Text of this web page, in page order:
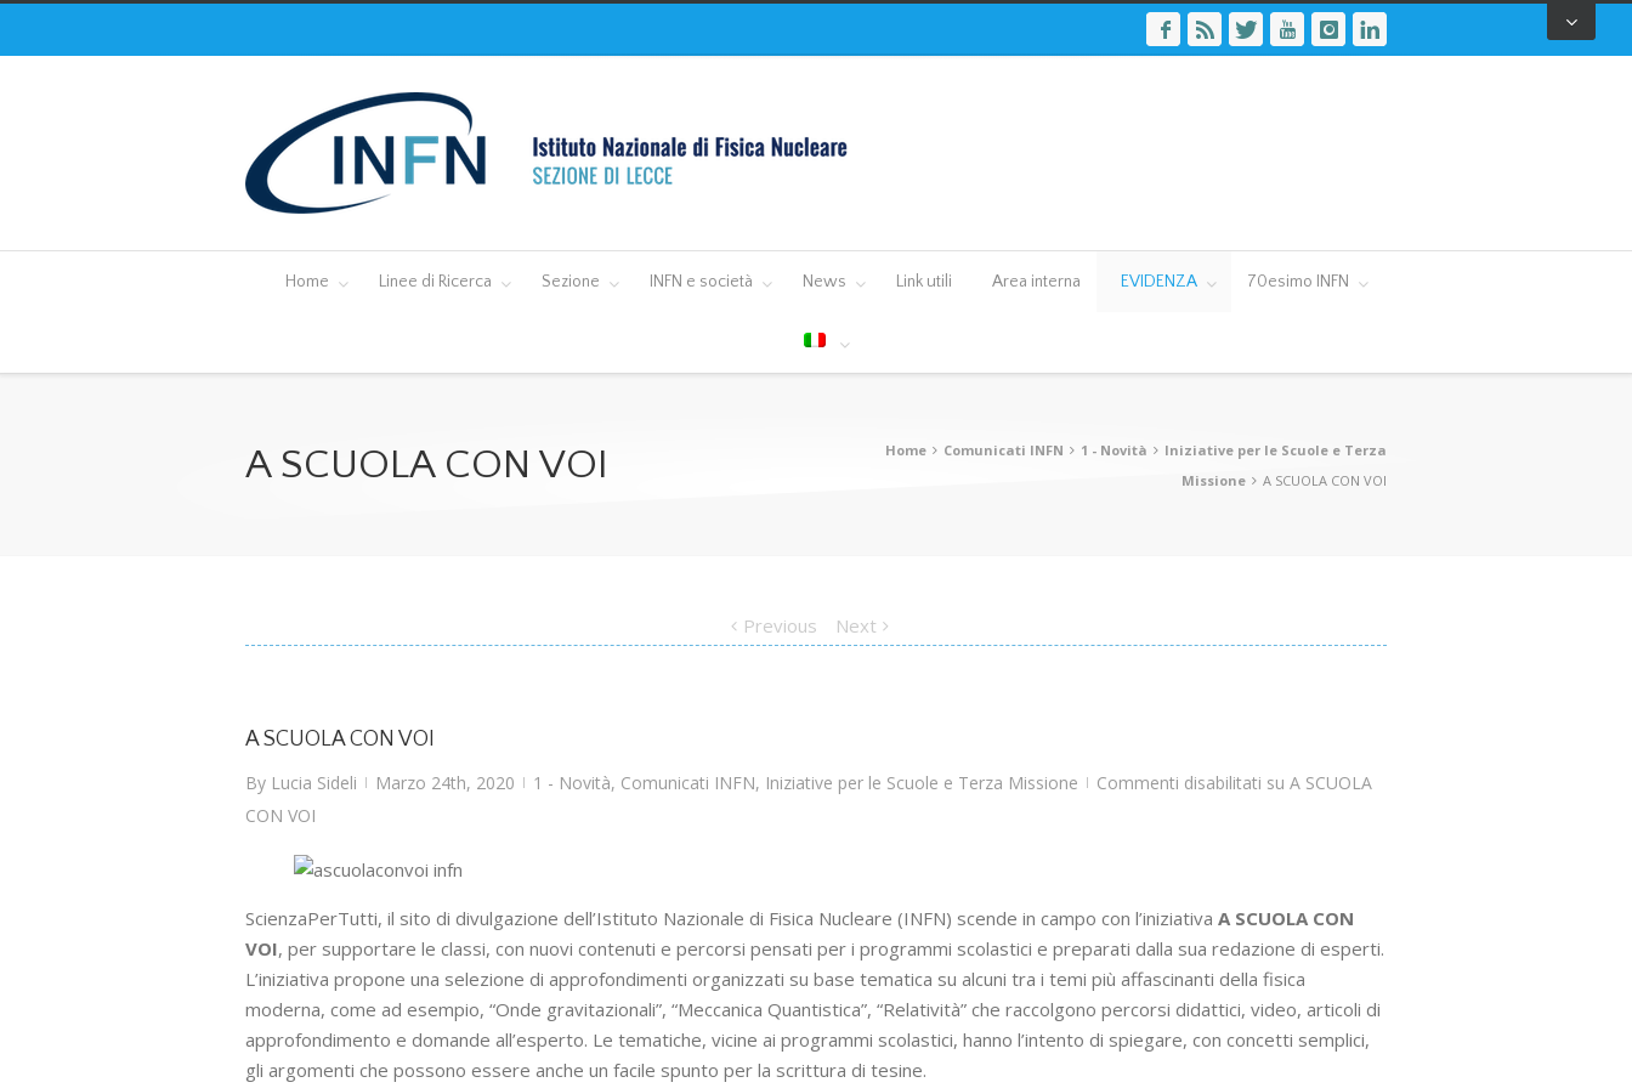
Home Linee di Ricerca Sezione INFN e società News Link utili Area interna EVIDENZA 70esimo INFN
A SCUOLA CON VOI Home Comunicati INFN 1 - Novità
Iniziative per le Scuole e Terza
Missione
A SCUOLA CON VOI
Previous Next
A SCUOLA CON VOI
By Lucia Sideli | Marzo 24th, 2020 | 1 - Novità, Comunicati INFN, Iniziative per le Scuole e Terza Missione | Commenti disabilitati su A SCUOLA
CON VOI
ScienzaPerTutti, il sito di divulgazione dell’Istituto Nazionale di Fisica Nucleare (INFN) scende in campo con l’iniziativa A SCUOLA CON
VOI, per supportare le classi, con nuovi contenuti e percorsi pensati per i programmi scolastici e preparati dalla sua redazione di esperti.
L’iniziativa propone una selezione di approfondimenti organizzati su base tematica su alcuni tra i temi più affascinanti della fisica
moderna, come ad esempio, “Onde gravitazionali”, “Meccanica Quantistica”, “Relatività” che raccolgono percorsi didattici, video, articoli di
approfondimento e domande all’esperto. Le tematiche, vicine ai programmi scolastici, hanno l’intento di spiegare, con concetti semplici,
gli argomenti che possono essere anche un facile spunto per la scrittura di tesine.